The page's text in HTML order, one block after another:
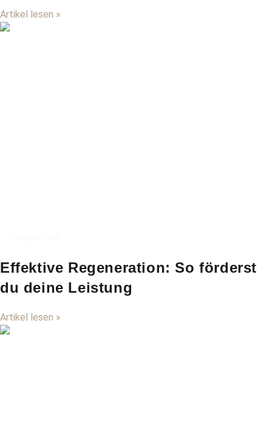
Artikel lesen »
Effektive Regeneration: So förderst
du deine Leistung
Artikel lesen »